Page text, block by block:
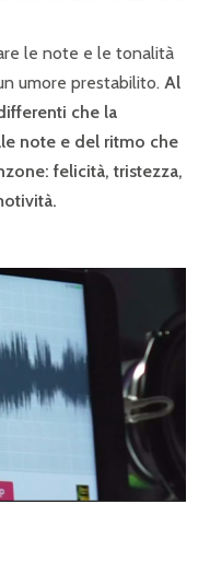
le note e le tonalità
umore prestabilito. Al
che la
note e del ritmo che
felicità, tristezza,